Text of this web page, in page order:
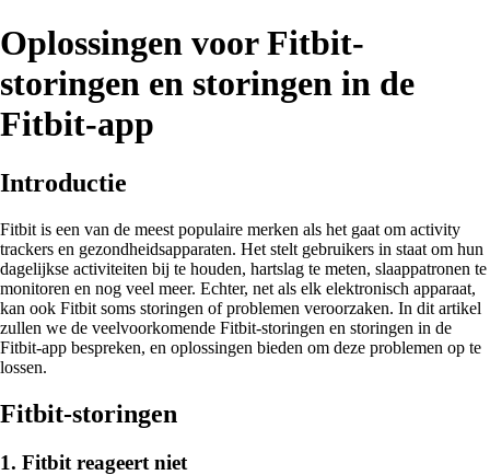
Oplossingen voor Fitbit-
storingen en storingen in de
Fitbit-app
Introductie
Fitbit is een van de meest populaire merken als het gaat om activity
trackers en gezondheidsapparaten. Het stelt gebruikers in staat om hun
dagelijkse activiteiten bij te houden, hartslag te meten, slaappatronen te
monitoren en nog veel meer. Echter, net als elk elektronisch apparaat,
kan ook Fitbit soms storingen of problemen veroorzaken. In dit artikel
zullen we de veelvoorkomende Fitbit-storingen en storingen in de
Fitbit-app bespreken, en oplossingen bieden om deze problemen op te
lossen.
Fitbit-storingen
1. Fitbit reageert niet